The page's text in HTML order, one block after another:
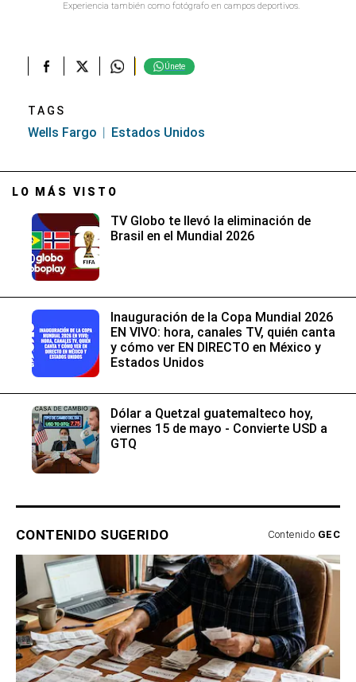
Experiencia también como fotógrafo en campos deportivos.
Únete
TAGS
Wells Fargo Estados Unidos
LO MÁS VISTO
TV Globo te llevó la eliminación de
Brasil en el Mundial 2026
Inauguración de la Copa Mundial 2026
EN VIVO: hora, canales TV, quién canta
y cómo ver EN DIRECTO en México y
Estados Unidos
Dólar a Quetzal guatemalteco hoy,
viernes 15 de mayo - Convierte USD a
GTQ
CONTENIDO SUGERIDO Contenido GEC